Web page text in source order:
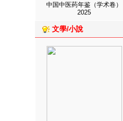
中国中医药年鉴（学术卷）
2025
文學/小說